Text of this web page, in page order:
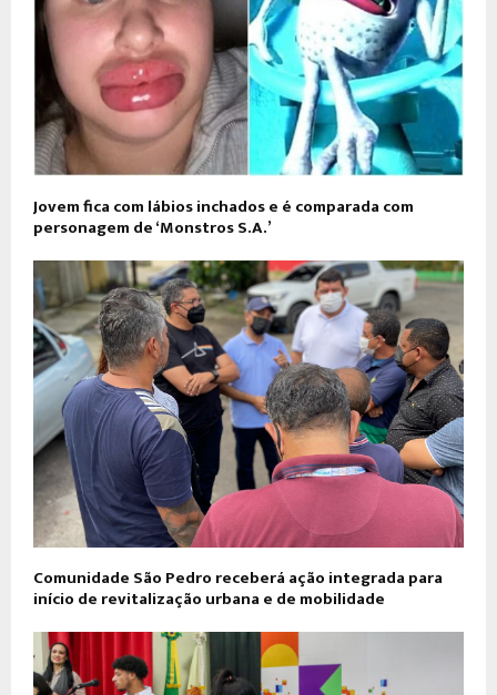
Jovem fica com lábios inchados e é comparada com
personagem de ‘Monstros S.A.’
Comunidade São Pedro receberá ação integrada para
início de revitalização urbana e de mobilidade